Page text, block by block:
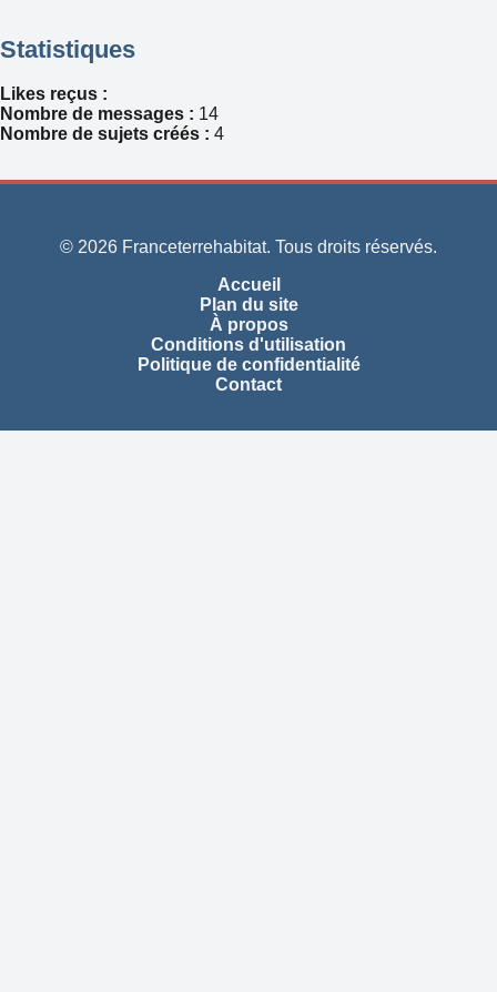
Statistiques
Likes reçus :
Nombre de messages : 14
Nombre de sujets créés : 4
© 2026 Franceterrehabitat. Tous droits réservés.
Accueil
Plan du site
À propos
Conditions d'utilisation
Politique de confidentialité
Contact